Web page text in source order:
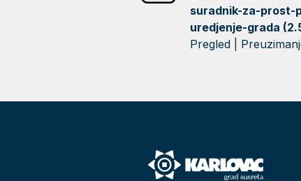
suradnik-za-prost-
uredjenje-grada
Pregled